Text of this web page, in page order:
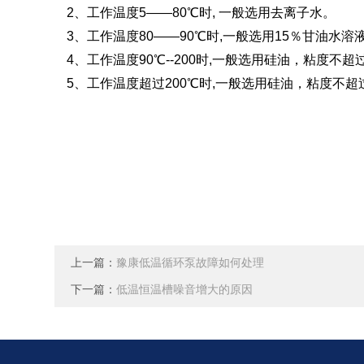
2、工作温度5——80℃时, 一般选用去离子水。
3、工作温度80——90℃时,一般选用15％甘油水溶液
4、工作温度90℃--200时,一般选用硅油，粘度不超
5、工作温度超过200℃时,一般选用硅油，粘度不超
上一篇： 豫康低温循环泵故障如何处理
下一篇：低温恒温槽噪音增大的原因